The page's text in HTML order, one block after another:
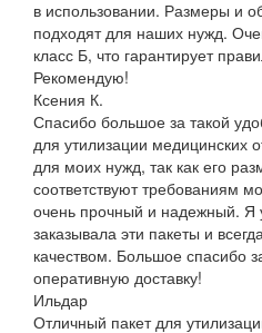
в использовании. Размеры и
подходят для наших нужд.
класс Б, что гарантирует
Рекомендую!
Ксения К.
Спасибо большое за такой
для утилизации медицинских
для моих нужд, так как его
соответствуют требованиям
очень прочный и надежный. Я
заказывала эти пакеты и
качеством. Большое спасибо
оперативную доставку!
Ильдар
Отличный пакет для